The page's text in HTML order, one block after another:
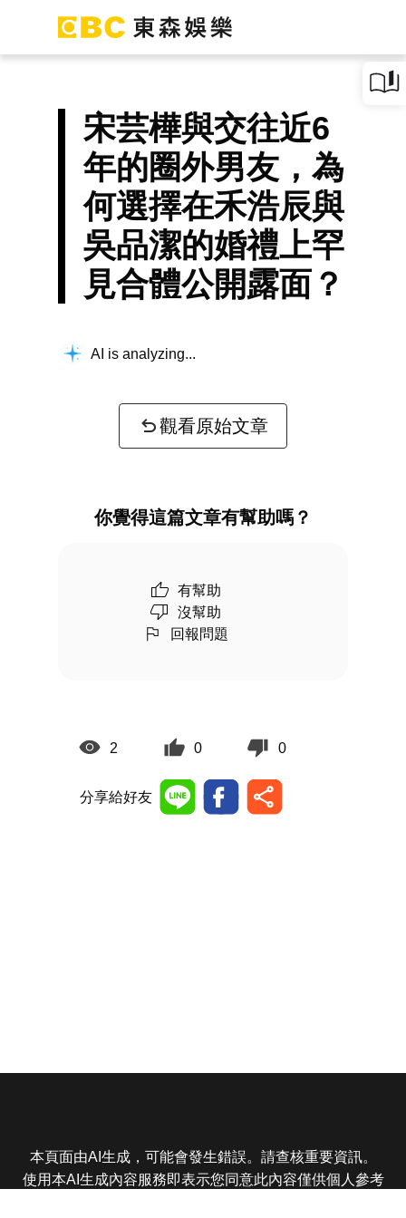
宋芸樺與交往近6
年的圈外男友，為
何選擇在禾浩辰與
吳品潔的婚禮上罕
見合體公開露面？
AI is analyzing...
觀看原始文章
你覺得這篇文章有幫助嗎？
有幫助
沒幫助
回報問題
2 0 0
分享給好友
本頁面由AI生成，可能會發生錯誤。請查核重要資訊。
使用本AI生成內容服務即表示您同意此內容僅供個人參考